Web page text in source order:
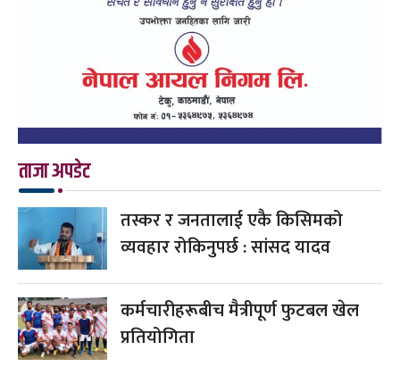
ताजा अपडेट
तस्कर र जनतालाई एकै किसिमको
व्यवहार रोकिनुपर्छ : सांसद यादव
कर्मचारीहरूबीच मैत्रीपूर्ण फुटबल खेल
प्रतियोगिता